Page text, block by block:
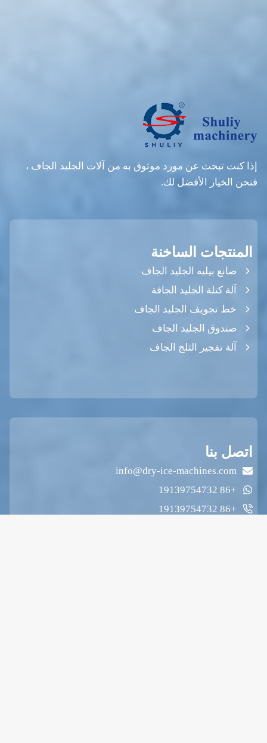
إذا كنت تبحث عن مورد موثوق به من آلات الجليد الجاف ،
فنحن الخيار الأفضل لك.
المنتجات الساخنة
صانع بيليه الجليد الجاف
آلة كتلة الجليد الجافة
خط تجويف الجليد الجاف
صندوق الجليد الجاف
آلة تفجير الثلج الجاف
اتصل بنا
info@dry-ice-machines.com
+86 19139754732
+86 19139754732